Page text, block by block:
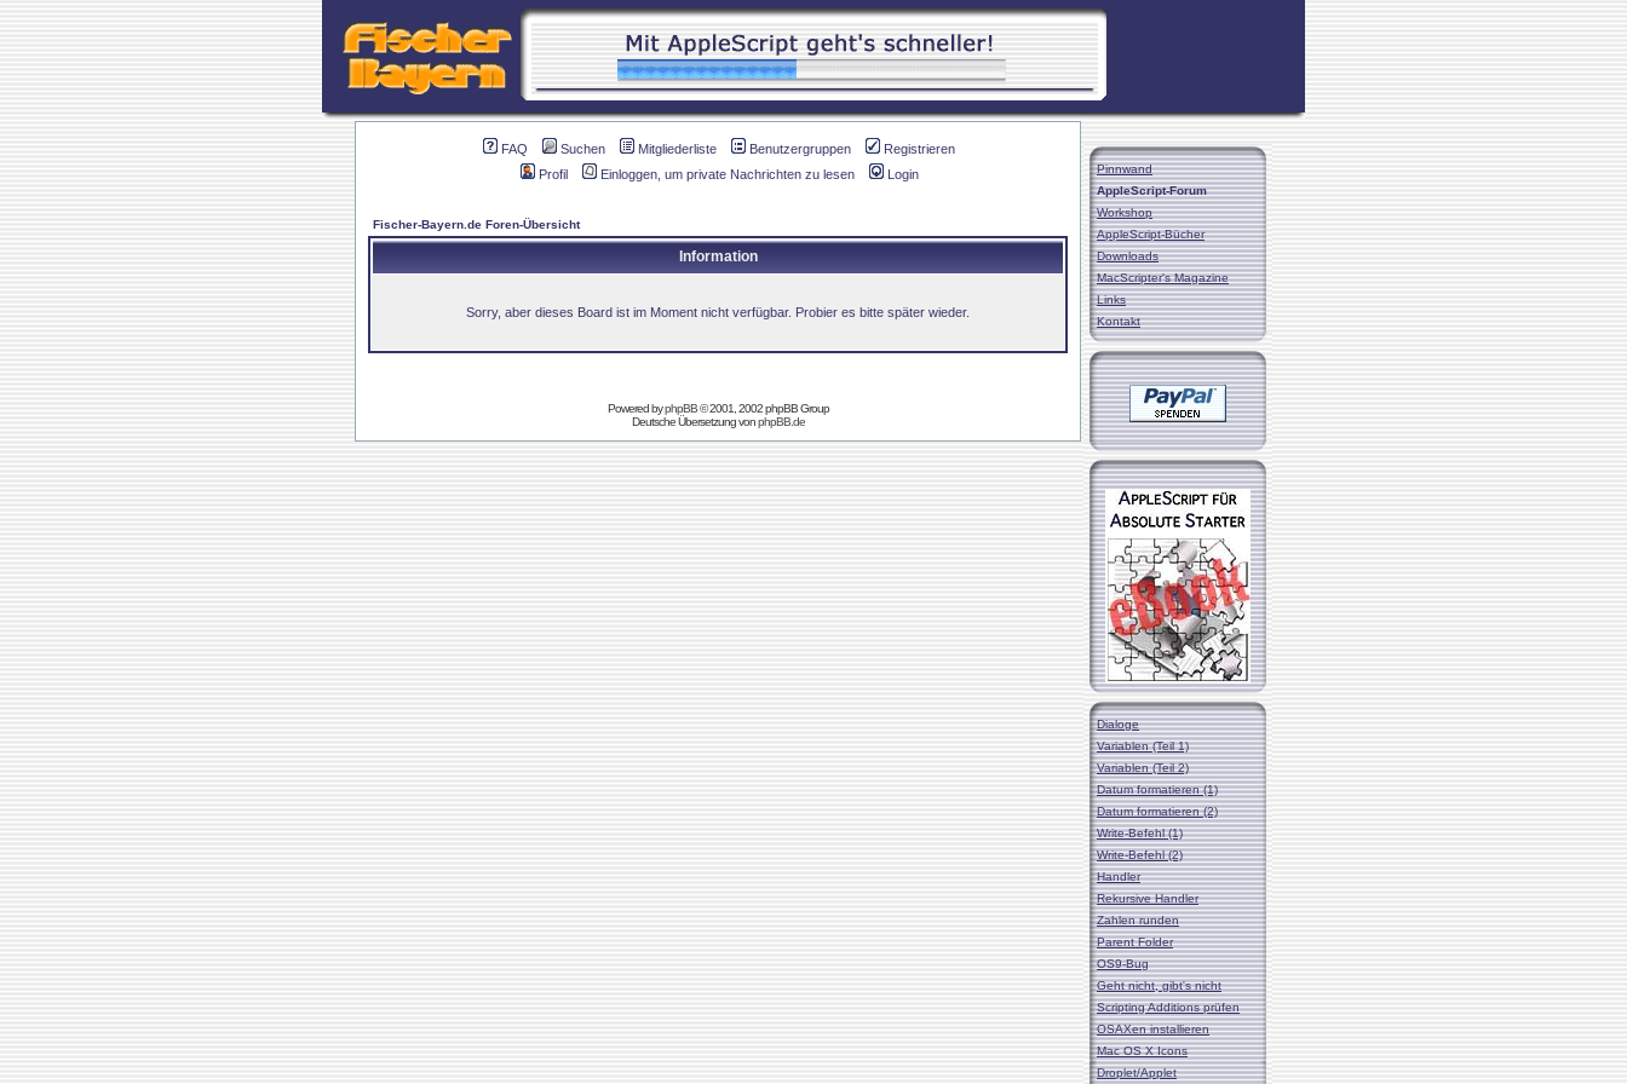
FAQ Suchen Mitgliederliste Benutzergruppen
Registrieren
Profil
Einloggen, um private Nachrichten zu lesen Login
Fischer-Bayern.de Foren-Übersicht
Information
Sorry, aber dieses Board ist im Moment nicht verfügbar. Probier es bitte später wieder.
Powered byphpBB© 2001, 2002 phpBB Group
Deutsche Übersetzung vonphpBB.de
Pinnwand
AppleScript-Forum
Workshop
AppleScript-Bücher
Downloads
MacScripter's Magazine
Links
Kontakt
Dialoge
Variablen (Teil 1)
Variablen (Teil 2)
Datum formatieren (1)
Datum formatieren (2)
Write-Befehl (1)
Write-Befehl (2)
Handler
Rekursive Handler
Zahlen runden
Parent Folder
OS9-Bug
Geht nicht, gibt's nicht
Scripting Additions prüfen
OSAXen installieren
Mac OS X Icons
Droplet/Applet